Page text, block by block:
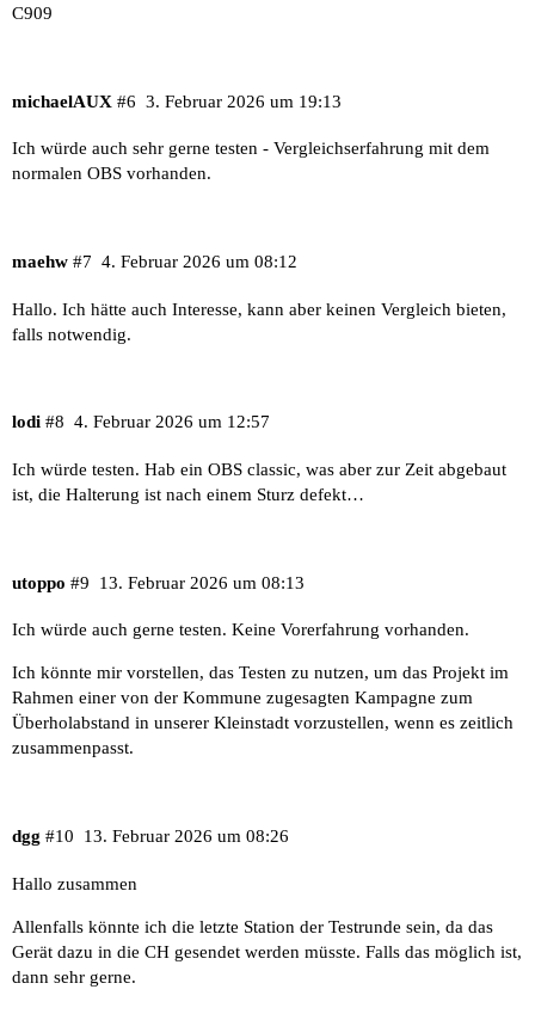
C909
michaelAUX 3. Februar 2026 um 19:13
#6
Ich würde auch sehr gerne testen - Vergleichserfahrung mit dem
normalen OBS vorhanden.
maehw 4. Februar 2026 um 08:12
#7
Hallo. Ich hätte auch Interesse, kann aber keinen Vergleich bieten,
falls notwendig.
lodi 4. Februar 2026 um 12:57
#8
Ich würde testen. Hab ein OBS classic, was aber zur Zeit abgebaut
ist, die Halterung ist nach einem Sturz defekt…
utoppo 13. Februar 2026 um 08:13
#9
Ich würde auch gerne testen. Keine Vorerfahrung vorhanden.
Ich könnte mir vorstellen, das Testen zu nutzen, um das Projekt im
Rahmen einer von der Kommune zugesagten Kampagne zum
Überholabstand in unserer Kleinstadt vorzustellen, wenn es zeitlich
zusammenpasst.
dgg 13. Februar 2026 um 08:26
#10
Hallo zusammen
Allenfalls könnte ich die letzte Station der Testrunde sein, da das
Gerät dazu in die CH gesendet werden müsste. Falls das möglich ist,
dann sehr gerne.